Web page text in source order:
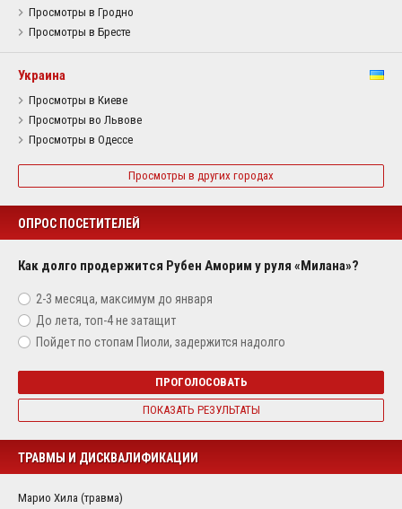
Просмотры в Гродно
Просмотры в Бресте
Украина
Просмотры в Киеве
Просмотры во Львове
Просмотры в Одессе
Просмотры в других городах
ОПРОС ПОСЕТИТЕЛЕЙ
Как долго продержится Рубен Аморим у руля «Милана»?
2-3 месяца, максимум до января
До лета, топ-4 не затащит
Пойдет по стопам Пиоли, задержится надолго
ПРОГОЛОСОВАТЬ
ПОКАЗАТЬ РЕЗУЛЬТАТЫ
ТРАВМЫ И ДИСКВАЛИФИКАЦИИ
Марио Хила (травма)